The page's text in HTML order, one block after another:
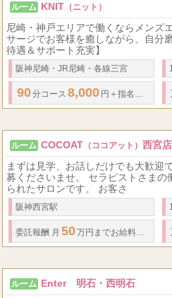
ルーム KNIT （ニット）
尼崎・神戸エリアで働くならメンズ
サージでお客様を癒しながら、自分
待遇＆サポート充実】
阪神尼崎・JR尼崎・各線三宮
90分コース 8,000 円＋指名料フルバック
ルーム COCOAT （ココアット） 西宮店
まずは見学、お話しだけでも大歓迎
募くださいませ。 セラピストさま
られたサロンです。 お客さ
阪神西宮駅
委託報酬 月 50万円までお給料保証可能です。 ↓全額完全日払いにてお支払いいた
ルーム Enter 明石・西明石